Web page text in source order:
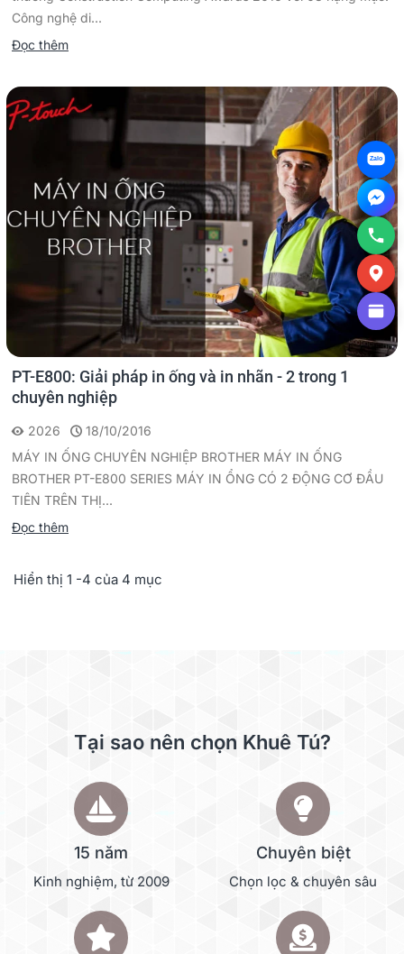
Công nghệ di...
Đọc thêm
PT-E800: Giải pháp in ống và in nhãn - 2 trong 1
chuyên nghiệp
2026
18/10/2016
MÁY IN ỐNG CHUYÊN NGHIỆP BROTHER MÁY IN ỐNG
BROTHER PT-E800 SERIES MÁY IN ỔNG CÓ 2 ĐỘNG CƠ ĐẦU
TIÊN TRÊN THỊ...
Đọc thêm
Hiển thị 1 -4 của 4 mục
Tại sao nên chọn Khuê Tú?
15 năm
Kinh nghiệm, từ 2009
Chuyên biệt
Chọn lọc & chuyên sâu
Zalo